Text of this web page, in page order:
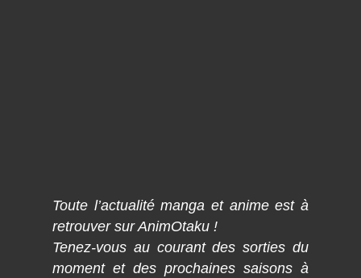
Toute l’actualité manga et anime est à
retrouver sur AnimOtaku !
Tenez-vous au courant des sorties du
moment et des prochaines saisons à